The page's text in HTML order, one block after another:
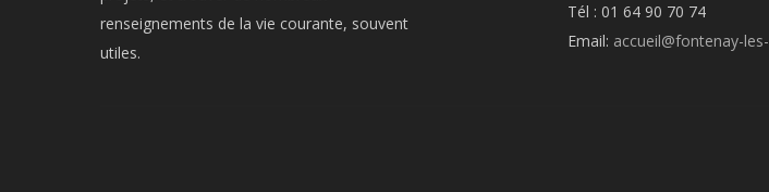
renseignements de la vie courante, souvent
utiles.
Tél : 01 64 90 70 74
Email: accueil@fontenay-